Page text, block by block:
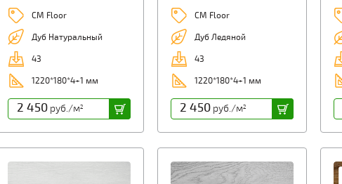
CM Floor
Дуб Натуральный
43
1220*180*4+1 мм
2 450руб./м2
CM Floor
Дуб Ледяной
43
1220*180*4+1 мм
2 450руб./м2